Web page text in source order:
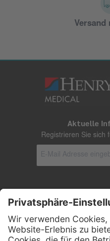
Versand
Aktuelle
Registrieren Sie sich
Henry Schein